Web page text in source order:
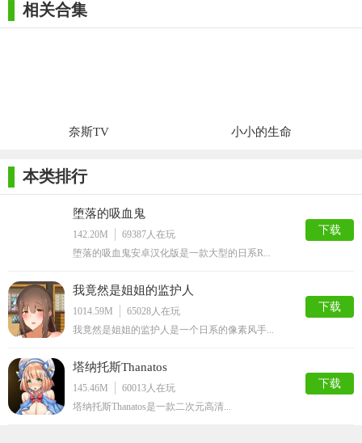
相关合集
奈斯TV 小小的生命
本类排行
堕落的吸血鬼
142.20M 69387人在玩
堕落的吸血鬼安卓汉化版是一款大型的日系R...
下载
我竟然是姐姐的监护人
1014.59M 65028人在玩
我竟然是姐姐的监护人是一个日系的像素风手...
下载
塔纳托斯Thanatos
145.46M 60013人在玩
塔纳托斯Thanatos是一款二次元高清...
下载